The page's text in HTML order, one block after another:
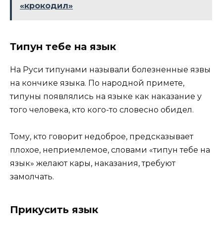
«крокодил»
Типун тебе на язык
На Руси типунами называли болезненные язвы
на кончике языка. По народной примете,
типуны появлялись на языке как наказание у
того человека, кто кого-то словесно обидел.
Тому, кто говорит недоброе, предсказывает
плохое, неприемлемое, словами «типун тебе на
язык» желают кары, наказания, требуют
замолчать.
Прикусить язык